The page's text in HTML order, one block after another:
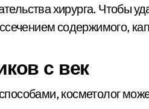
хирурга. Чтобы
содержимого,
с век
косметолог